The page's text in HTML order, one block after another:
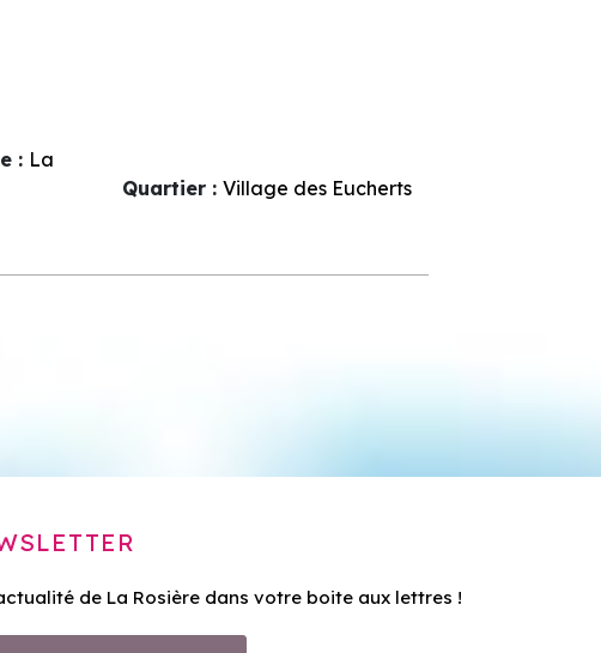
: La
Quartier : Village des Eucherts
de La Rosière dans votre boite aux lettres !